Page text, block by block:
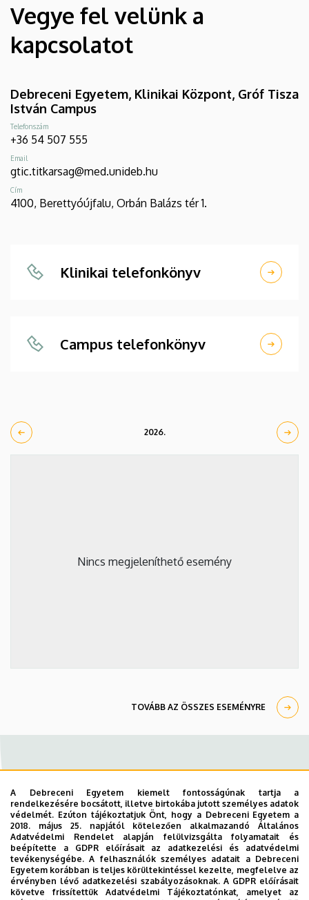
Vegye fel velünk a
kapcsolatot
Debreceni Egyetem, Klinikai Központ, Gróf Tisza
István Campus
Telefonszám
+36 54 507 555
Email
gtic.titkarsag@med.unideb.hu
Cím
4100, Berettyóújfalu, Orbán Balázs tér 1.
Klinikai telefonkönyv
Campus telefonkönyv
2026.
Nincs megjeleníthető esemény
TOVÁBB AZ ÖSSZES ESEMÉNYRE
A Debreceni Egyetem kiemelt fontosságúnak tartja a
rendelkezésére bocsátott, illetve birtokába jutott személyes adatok
védelmét. Ezúton tájékoztatjuk Önt, hogy a Debreceni Egyetem a
2018. május 25. napjától kötelezően alkalmazandó Általános
Adatvédelmi Rendelet alapján felülvizsgálta folyamatait és
beépítette a GDPR előírásait az adatkezelési és adatvédelmi
tevékenységébe. A felhasználók személyes adatait a Debreceni
Egyetem korábban is teljes körültekintéssel kezelte, megfelelve az
érvényben lévő adatkezelési szabályozásoknak. A GDPR előírásait
követve frissítettük Adatvédelmi Tájékoztatónkat, amelyet az